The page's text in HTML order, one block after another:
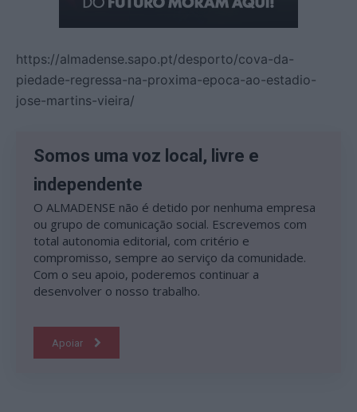
https://almadense.sapo.pt/desporto/cova-da-
piedade-regressa-na-proxima-epoca-ao-estadio-
jose-martins-vieira/
Somos uma voz local, livre e
independente
O ALMADENSE não é detido por nenhuma empresa
ou grupo de comunicação social. Escrevemos com
total autonomia editorial, com critério e
compromisso, sempre ao serviço da comunidade.
Com o seu apoio, poderemos continuar a
desenvolver o nosso trabalho.
Apoiar